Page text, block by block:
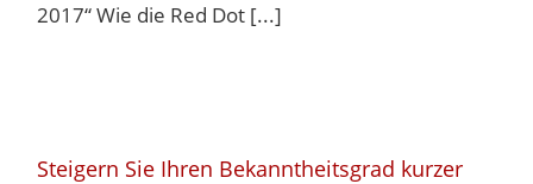
2017“ Wie die Red Dot [...]
Steigern Sie Ihren Bekanntheitsgrad kurzer